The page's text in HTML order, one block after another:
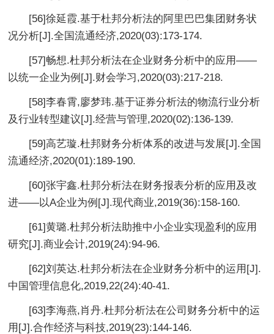
[56]徐延霞.基于杜邦分析法的阿里巴巴集团财务状
况分析[J].全国流通经济,2020(03):173-174.
[57]畅想.杜邦分析法在企业财务分析中的应用——
以统一企业为例[J].财会学习,2020(03):217-218.
[58]李春霄,廖梦玮.基于证券分析法的物流行业分析
及行业转型建议[J].经营与管理,2020(02):136-139.
[59]高艺璇.杜邦财务分析体系的改进与发展[J].全国
流通经济,2020(01):189-190.
[60]张宇鑫.杜邦分析法在财务报表分析的应用及改
进——以A企业为例[J].现代商业,2019(36):158-160.
[61]黄璐.杜邦分析法助推中小企业实现盈利的应用
研究[J].商业会计,2019(24):94-96.
[62]刘英达.杜邦分析法在企业财务分析中的运用[J].
中国管理信息化,2019,22(24):40-41.
[63]李海燕,肖丹.杜邦分析法在公司财务分析中的运
用[J].合作经济与科技,2019(23):144-146.